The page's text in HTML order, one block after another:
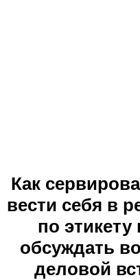
Как
вести себя в
по этикету
обсуждать
деловой